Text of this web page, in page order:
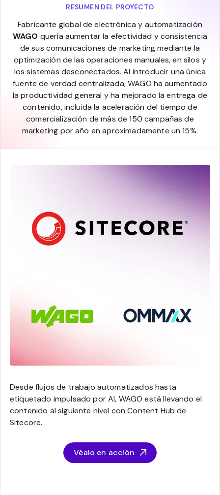
RESUMEN DEL PROYECTO
Fabricante global de electrónica y automatización
WAGO quería aumentar la efectividad y consistencia
de sus comunicaciones de marketing mediante la
optimización de las operaciones manuales, en silos y
los sistemas desconectados. Al introducir una única
fuente de verdad centralizada, WAGO ha aumentado
la productividad general y ha mejorado la entrega de
contenido, incluida la aceleración del tiempo de
comercialización de más de 150 campañas de
marketing por año en aproximadamente un 15%.
Desde flujos de trabajo automatizados hasta
etiquetado impulsado por AI, WAGO está llevando el
contenido al siguiente nivel con Content Hub de
Sitecore.
Véalo en acción